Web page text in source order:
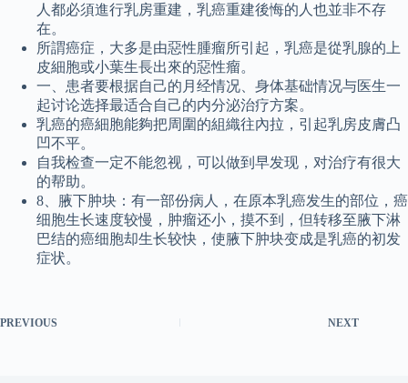
人都必須進行乳房重建，乳癌重建後悔的人也並非不存
在。
所謂癌症，大多是由惡性腫瘤所引起，乳癌是從乳腺的上
皮細胞或小葉生長出來的惡性瘤。
一、患者要根据自己的月经情况、身体基础情况与医生一
起讨论选择最适合自己的内分泌治疗方案。
乳癌的癌細胞能夠把周圍的組織往內拉，引起乳房皮膚凸
凹不平。
自我检查一定不能忽视，可以做到早发现，对治疗有很大
的帮助。
8、腋下肿块：有一部份病人，在原本乳癌发生的部位，癌
细胞生长速度较慢，肿瘤还小，摸不到，但转移至腋下淋
巴结的癌细胞却生长较快，使腋下肿块变成是乳癌的初发
症状。
PREVIOUS NEXT